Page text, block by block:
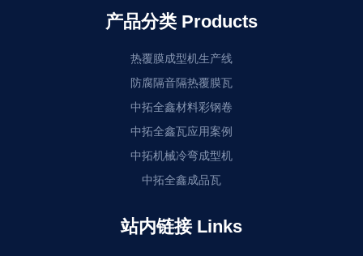
产品分类 Products
热覆膜成型机生产线
防腐隔音隔热覆膜瓦
中拓全鑫材料彩钢卷
中拓全鑫瓦应用案例
中拓机械冷弯成型机
中拓全鑫成品瓦
站内链接 Links